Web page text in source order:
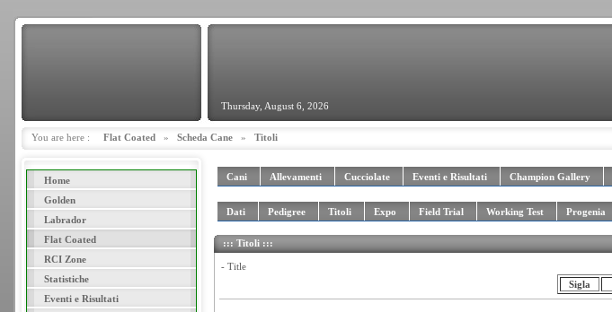
Thursday, August 6, 2026
You are here : Flat Coated » Scheda Cane » Titoli
Home
Golden
Labrador
Flat Coated
RCI Zone
Statistiche
Eventi e Risultati
Cani Allevamenti Cucciolate Eventi e Risultati Champion Gallery
Dati Pedigree Titoli Expo Field Trial Working Test Progenia
::: Titoli :::
- Title
Sigla